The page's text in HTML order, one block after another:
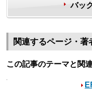
バッ
関連するページ・著
この記事のテーマと関